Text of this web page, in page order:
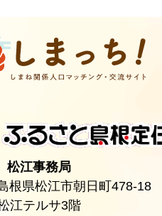
松江事務局
根県松江市朝日町478-18
江テルサ3階